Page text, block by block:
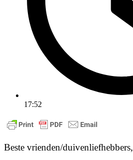
17:52
Beste vrienden/duivenliefhebbers,